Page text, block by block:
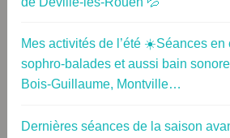
Mes activités de l’été ☀️Séances en
sophro-balades et aussi bain
Bois-Guillaume, Montville…
Dernières séances de la saison